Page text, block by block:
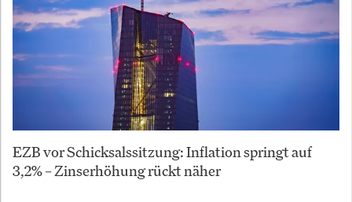
EZB vor Schicksalssitzung: Inflation springt auf
3,2% – Zinserhöhung rückt näher